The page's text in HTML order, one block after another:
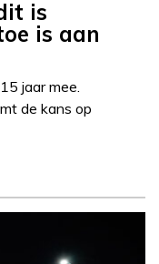
is
is aan
jaar mee.
de kans op